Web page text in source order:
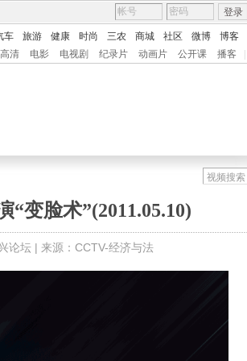
登录
车 旅游 健康 时尚 三农 商城 社区 微博 博客
高清 电影 电视剧 纪录片 动画片 公开课 播客
变脸术”(2011.05.10)
论坛 | 来源：CCTV-经济与法